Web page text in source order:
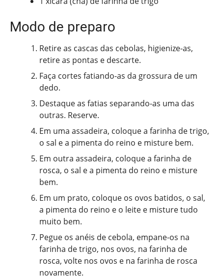
Modo de preparo
Retire as cascas das cebolas, higienize-as,
retire as pontas e descarte.
Faça cortes fatiando-as da grossura de um
dedo.
Destaque as fatias separando-as uma das
outras. Reserve.
Em uma assadeira, coloque a farinha de trigo,
o sal e a pimenta do reino e misture bem.
Em outra assadeira, coloque a farinha de
rosca, o sal e a pimenta do reino e misture
bem.
Em um prato, coloque os ovos batidos, o sal,
a pimenta do reino e o leite e misture tudo
muito bem.
Pegue os anéis de cebola, empane-os na
farinha de trigo, nos ovos, na farinha de
rosca, volte nos ovos e na farinha de rosca
novamente.